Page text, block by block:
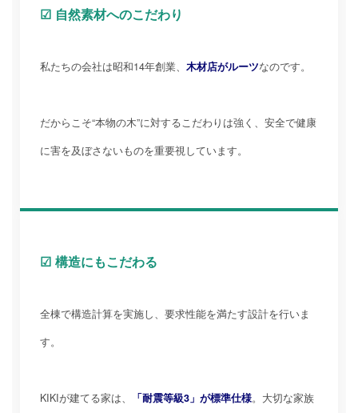
☑ 自然素材へのこだわり
私たちの会社は昭和14年創業、 木材店がルーツなのです。
だからこそ“本物の木”に対するこだわりは強く、安全で健康
に害を及ぼさないものを重要視しています。
☑ 構造にもこだわる
全棟で構造計算を実施し、要求性能を満たす設計を行いま
す。
KIKIが建てる家は、 「耐震等級3」が標準仕様。大切な家族